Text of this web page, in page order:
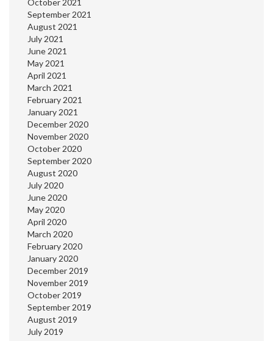
October 2021
September 2021
August 2021
July 2021
June 2021
May 2021
April 2021
March 2021
February 2021
January 2021
December 2020
November 2020
October 2020
September 2020
August 2020
July 2020
June 2020
May 2020
April 2020
March 2020
February 2020
January 2020
December 2019
November 2019
October 2019
September 2019
August 2019
July 2019